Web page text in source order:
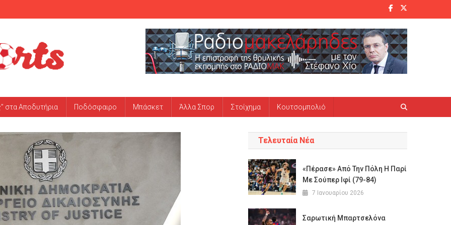
στα Αποδυτήρια Ποδόσφαιρο Μπάσκετ Άλλα Σπορ Στοίχημα Κουτσομπολιό
Τελευταία Νέα
«Πέρασε» Από Την Πόλη Η Παρί
Με Σούπερ Ιφί (79-84)
7 Ιανουαρίου 2026
Σαρωτική Μπαρτσελόνα